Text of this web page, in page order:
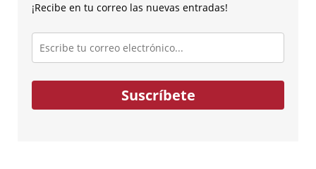
¡Recibe en tu correo las nuevas entradas!
Escribe
tu
correo
electrónico...
Suscríbete